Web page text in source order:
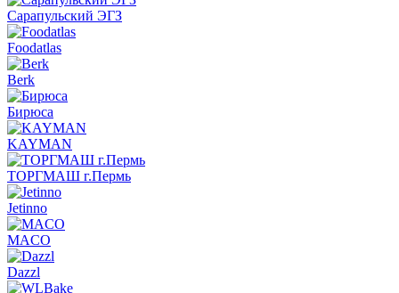
Сарапульский ЭГЗ
Foodatlas
Berk
Бирюса
KAYMAN
ТОРГМАШ г.Пермь
Jetinno
MACO
Dazzl